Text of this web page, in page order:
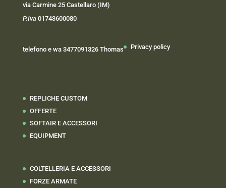
via Carmine 25 Castellaro (IM)
P.Iva 01743600080
telefono e wa 3477091326 Thomas Privacy policy
REPLICHE CUSTOM
OFFERTE
SOFTAIR E ACCESSORI
EQUIPMENT
COLTELLERIA E ACCESSORI
FORZE ARMATE